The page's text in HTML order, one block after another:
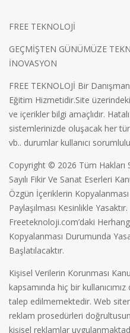
FREE TEKNOLOJİ
GEÇMİŞTEN GÜNÜMÜZE
İNOVASYON
FREE TEKNOLOJİ Bir
Eğitim Hizmetidir.Site
ve içerikler bilgi amaçlıdır.
sistemlerinizde oluşacak her
vb.. durumlar kullanıcı
Copyright © 2026 Tüm Hakları
Sayılı Fikir Ve Sanat Eserleri
Özgün İçeriklerin
Paylaşılması Kesinlikle Yasaktır.
Freeteknoloji.com’daki
Kopyalanması Durumunda
Başlatılacaktır.
Kişisel Verilerin Korunması
kapsamında hiç bir
talep edilmemektedir. Web
reklam prosedürleri
kişisel reklamlar